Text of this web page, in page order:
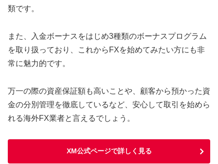
類です。
また、入金ボーナスをはじめ3種類のボーナスプログラム
を取り扱っており、これからFXを始めてみたい方にも非
常に魅力的です。
万一の際の資産保証額も高いことや、顧客から預かった資
金の分別管理を徹底しているなど、安心して取引を始めら
れる海外FX業者と言えるでしょう。
XM公式ページで詳しく見る